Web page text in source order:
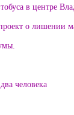
в центре
о лишении
человека